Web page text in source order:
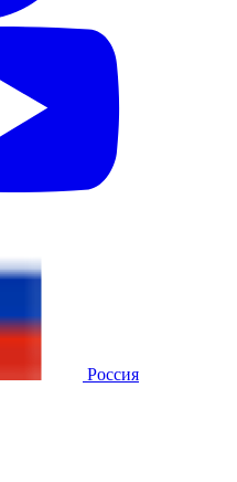
Россия